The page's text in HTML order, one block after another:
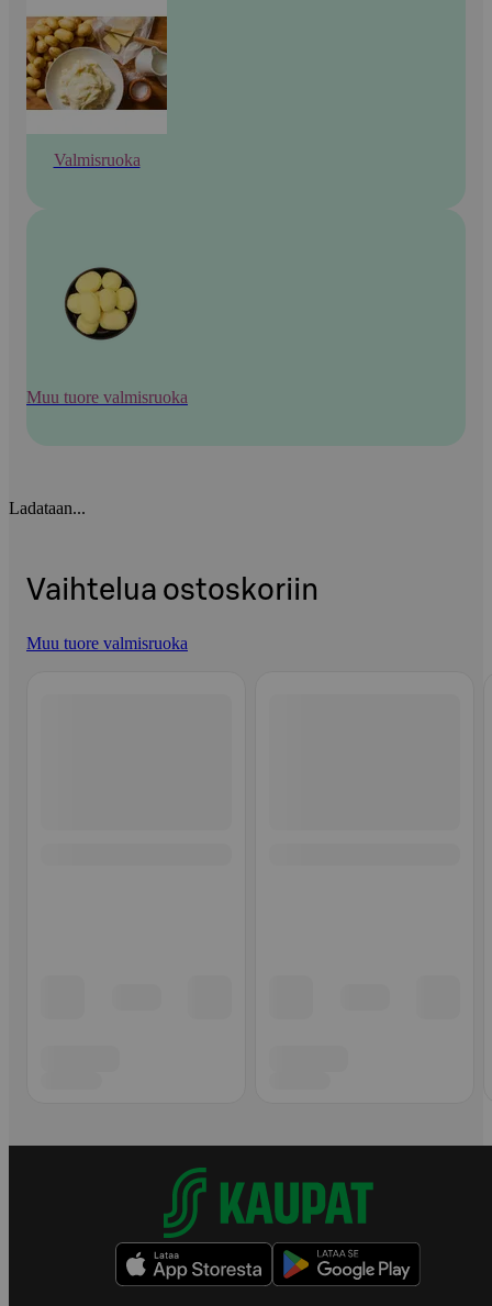
Valmisruoka
Muu tuore valmisruoka
Ladataan...
Vaihtelua ostoskoriin
Muu tuore valmisruoka